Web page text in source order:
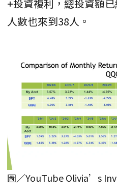
+投資複利，總投資額
人數也來到38人。
圖／YouTube Olivia’s